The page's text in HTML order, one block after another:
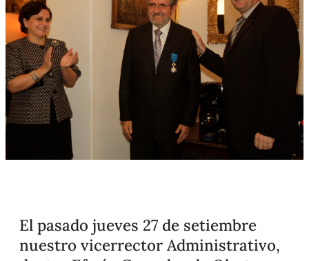
El pasado jueves 27 de setiembre
nuestro vicerrector Administrativo,